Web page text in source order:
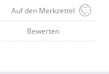
Auf den Merkzettel
Bewerten